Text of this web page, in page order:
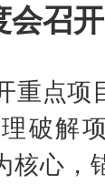
会召开
重点项
破解
心，